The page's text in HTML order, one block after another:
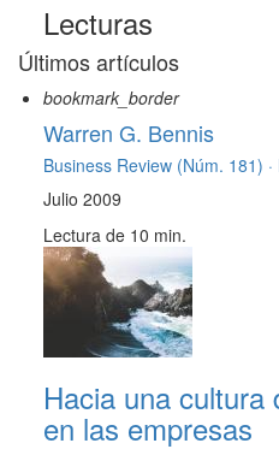
Lecturas
Últimos artículos
bookmark_border
Warren G. Bennis
Business Review (Núm. 181) ·
Julio 2009
Lectura de 10 min.
Hacia una cultura
en las empresas